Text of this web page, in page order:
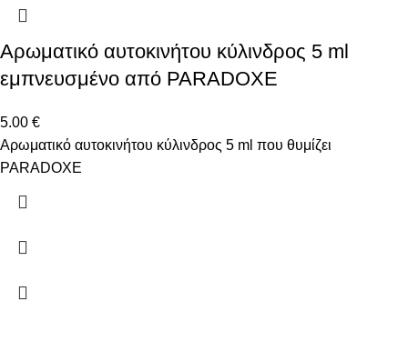
Αρωματικό αυτοκινήτου κύλινδρος 5 ml
εμπνευσμένο από PARADOXE
5.00 €
Αρωματικό αυτοκινήτου κύλινδρος 5 ml που θυμίζει
PARADOXE